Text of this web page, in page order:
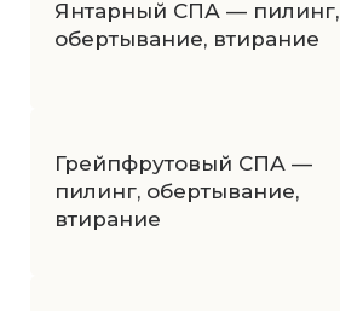
Янтарный СПА — пилинг,
обертывание, втирание
Грейпфрутовый СПА —
пилинг, обертывание,
втирание